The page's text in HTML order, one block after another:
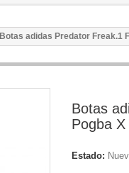
Botas adidas Predator Freak.1
Botas
Pogba
Estado: